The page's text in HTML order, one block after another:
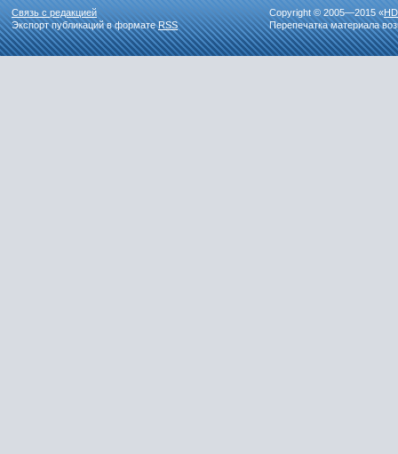
Связь с редакцией
Экспорт публикаций в форматеRSS
Copyright © 2005—2015 «
Перепечатка материала